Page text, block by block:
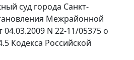
суд города Санкт-
Межрайонной
N 22-11/05375 о
Кодекса Российской